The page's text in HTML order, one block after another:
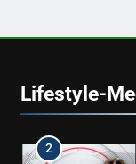
Lifestyle-
2